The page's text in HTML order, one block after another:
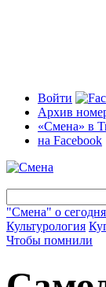
Войти
Архив
«Смена» в
на Facebook
"Смена" о
Культурология
Чтобы помнили